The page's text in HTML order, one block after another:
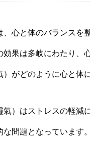
、心と体のバランスを
効果は多岐にわたり、
）がどのように心と体
氣）はストレスの軽減
な問題となっています